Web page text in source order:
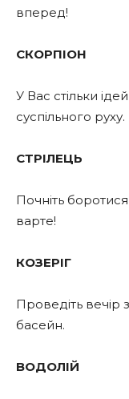
вперед!
СКОРПІОН
У Вас стільки
суспільного руху.
СТРІЛЕЦЬ
Почніть
варте!
КОЗЕРІГ
Проведіть вечір
басейн.
ВОДОЛІЙ